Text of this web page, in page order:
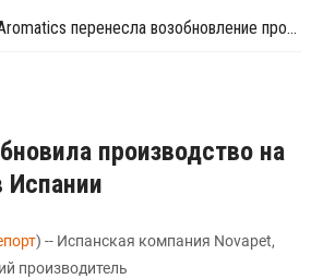
Petronas Chemicals Aromatics перенесла возобновление производства ароматики в Малайзии
производство на
Испании
) -- Испанская компания Novapet,
производитель